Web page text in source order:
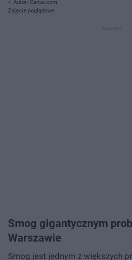
Autor: Canva.com
Zdjęcie poglądowe
Smog gigantycznym
Warszawie
Smog jest jednym z większych